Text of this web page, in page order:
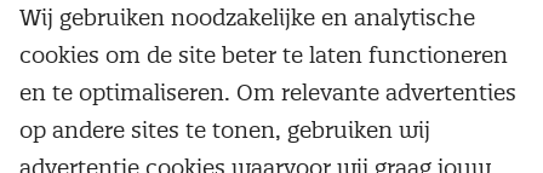
Service & contact
Over inkoop
Netwerk en communities
Populaire thema's
Aanbesteden
Contractmanagement
Opleidingen en trainingen
Wij gebruiken noodzakelijke en analytische
cookies om de site beter te laten functioneren
en te optimaliseren. Om relevante advertenties
op andere sites te tonen, gebruiken wij